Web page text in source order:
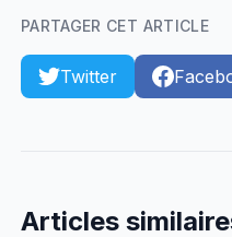
PARTAGER CET ARTICLE
Twitter
Articles